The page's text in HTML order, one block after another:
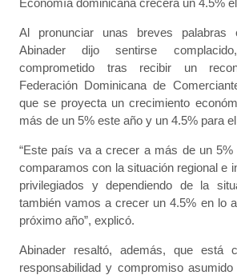
Economía dominicana crecerá un 4.5%
Al pronunciar unas breves palabras
Abinader dijo sentirse
comprometido tras recibir un
Federación Dominicana de
que se proyecta un crecimiento
más de un 5% este año y un 4.5% para
“Este país va a crecer a más de un
comparamos con la situación regional e
privilegiados y dependiendo de la
también vamos a crecer un 4.5% en lo
próximo año”, explicó.
Abinader resaltó, además, que está
responsabilidad y compromiso